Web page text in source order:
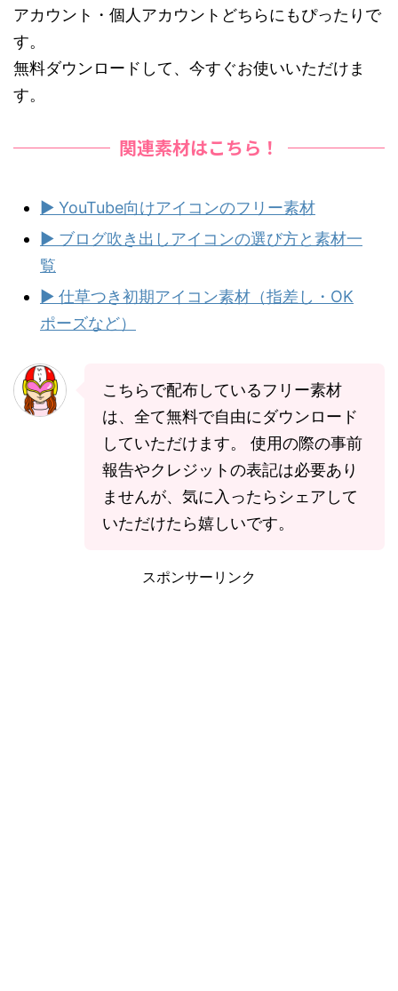
アカウント・個人アカウントどちらにもぴったりで
す。
無料ダウンロードして、今すぐお使いいただけま
す。
関連素材はこちら！
▶ YouTube向けアイコンのフリー素材
▶ ブログ吹き出しアイコンの選び方と素材一
覧
▶ 仕草つき初期アイコン素材（指差し・OK
ポーズなど）
こちらで配布しているフリー素材
は、全て無料で自由にダウンロード
していただけます。 使用の際の事前
報告やクレジットの表記は必要あり
ませんが、気に入ったらシェアして
いただけたら嬉しいです。
スポンサーリンク